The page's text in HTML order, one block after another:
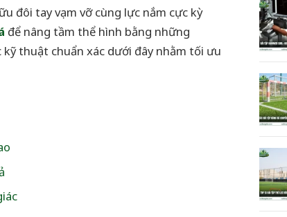
đôi tay vạm vỡ cùng lực nắm cực kỳ
để nâng tầm thể hình bằng những
kỹ thuật chuẩn xác dưới đây nhằm tối ưu